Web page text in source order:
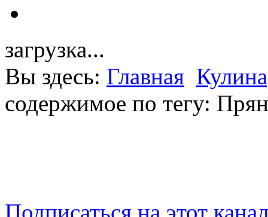
загрузка...
Вы здесь: Главная
содержимое по тегу: